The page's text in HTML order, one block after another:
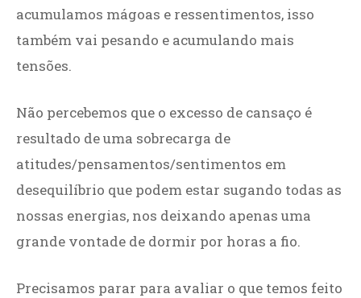
acumulamos mágoas e ressentimentos, isso
também vai pesando e acumulando mais
tensões.
Não percebemos que o excesso de cansaço é
resultado de uma sobrecarga de
atitudes/pensamentos/sentimentos em
desequilíbrio que podem estar sugando todas as
nossas energias, nos deixando apenas uma
grande vontade de dormir por horas a fio.
Precisamos parar para avaliar o que temos feito